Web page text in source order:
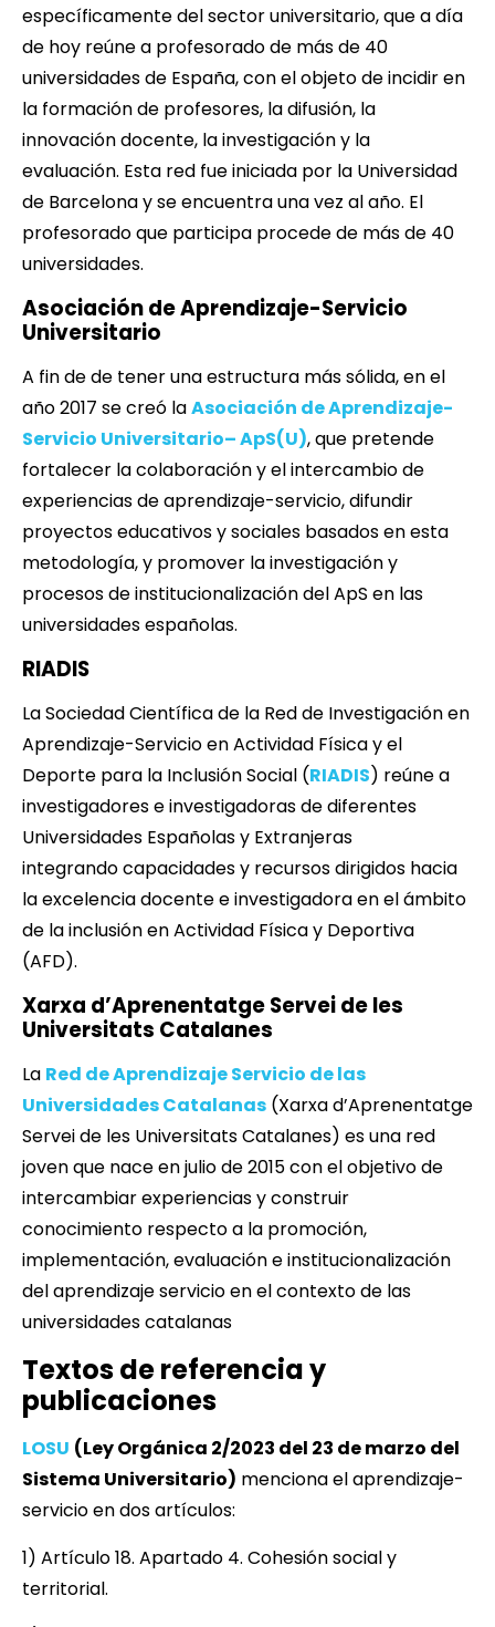
específicamente del sector universitario, que a día
de hoy reúne a profesorado de más de 40
universidades de España, con el objeto de incidir en
la formación de profesores, la difusión, la
innovación docente, la investigación y la
evaluación. Esta red fue iniciada por la Universidad
de Barcelona y se encuentra una vez al año. El
profesorado que participa procede de más de 40
universidades.
Asociación de Aprendizaje-Servicio
Universitario
A fin de de tener una estructura más sólida, en el
año 2017 se creó laAsociación de Aprendizaje-
Servicio Universitario– ApS(U), que pretende
fortalecer la colaboración y el intercambio de
experiencias de aprendizaje-servicio, difundir
proyectos educativos y sociales basados en esta
metodología, y promover la investigación y
procesos de institucionalización del ApS en las
universidades españolas.
RIADIS
La Sociedad Científica de la Red de Investigación en
Aprendizaje-Servicio en Actividad Física y el
Deporte para la Inclusión Social (RIADIS) reúne a
investigadores e investigadoras de diferentes
Universidades Españolas y Extranjeras
integrando capacidades y recursos dirigidos hacia
la excelencia docente e investigadora en el ámbito
de la inclusión en Actividad Física y Deportiva
(AFD).
Xarxa d’Aprenentatge Servei de les
Universitats Catalanes
La Red de Aprendizaje Servicio de las
Universidades Catalanas (Xarxa d’Aprenentatge
Servei de les Universitats Catalanes) es una red
joven que nace en julio de 2015 con el objetivo de
intercambiar experiencias y construir
conocimiento respecto a la promoción,
implementación, evaluación e institucionalización
del aprendizaje servicio en el contexto de las
universidades catalanas
Textos de referencia y
publicaciones
LOSU (Ley Orgánica 2/2023 del 23 de marzo del
Sistema Universitario) menciona el aprendizaje-
servicio en dos artículos:
1) Artículo 18. Apartado 4. Cohesión social y
territorial.